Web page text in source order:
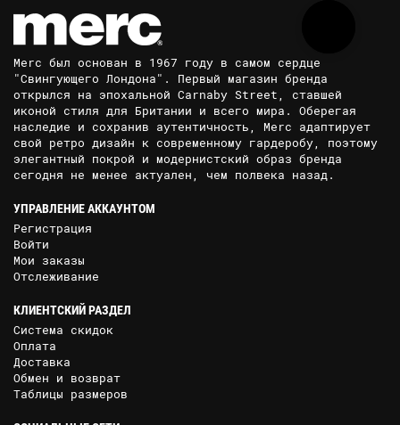
Merc был основан в 1967 году в самом сердце
"Свингующего Лондона". Первый магазин бренда
открылся на эпохальной Carnaby Street, ставшей
иконой стиля для Британии и всего мира. Оберегая
наследие и сохранив аутентичность, Merc адаптирует
свой ретро дизайн к современному гардеробу, поэтому
элегантный покрой и модернистский образ бренда
сегодня не менее актуален, чем полвека назад.
УПРАВЛЕНИЕ АККАУНТОМ
Регистрация
Войти
Мои заказы
Отслеживание
КЛИЕНТСКИЙ РАЗДЕЛ
Система скидок
Оплата
Доставка
Обмен и возврат
Таблицы размеров